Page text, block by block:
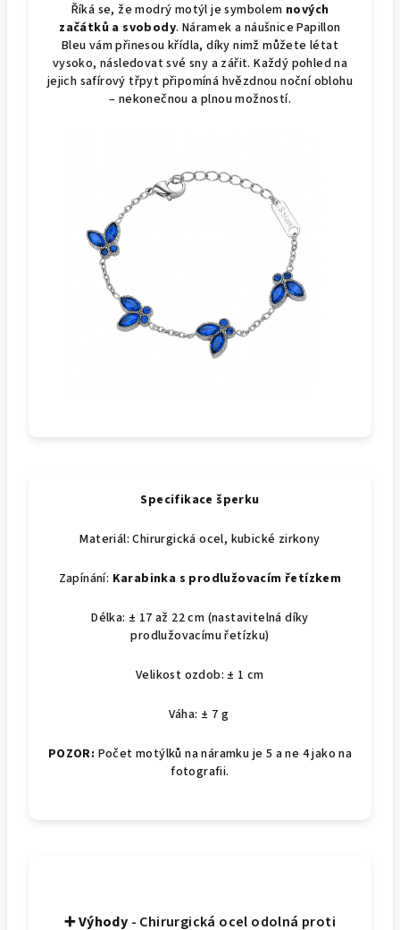
Říká se, že modrý motýl je symbolem nových
začátků a svobody. Náramek a náušnice Papillon
Bleu vám přinesou křídla, díky nimž můžete létat
vysoko, následovat své sny a zářit. Každý pohled na
jejich safírový třpyt připomíná hvězdnou noční oblohu
– nekonečnou a plnou možností.
Specifikace šperku
Materiál: Chirurgická ocel, kubické zirkony
Zapínání: Karabinka s prodlužovacím řetízkem
Délka: ± 17 až 22 cm (nastavitelná díky
prodlužovacímu řetízku)
Velikost ozdob: ± 1 cm
Váha: ± 7 g
POZOR: Počet motýlků na náramku je 5 a ne 4 jako na
fotografii.
➕ Výhody - Chirurgická ocel odolná proti